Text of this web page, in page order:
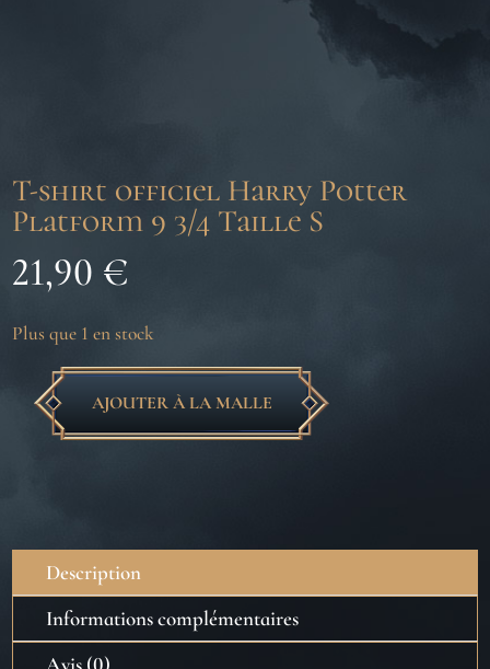
T-shirt officiel Harry Potter
Platform 9 3/4 Taille S
21,90 €
Plus que 1 en stock
quantité
Potter
Platform
9
AJOUTER À LA MALLE
Description
Informations complémentaires